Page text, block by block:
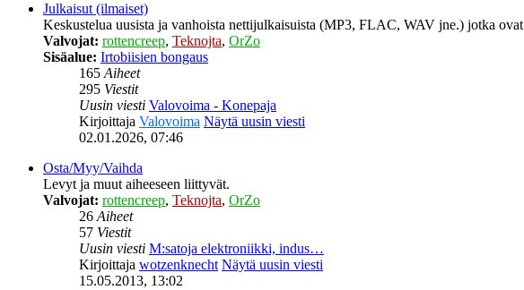
Julkaisut (ilmaiset)
Keskustelua uusista ja vanhoista nettijulkaisuista (MP3, FLAC, WAV jne.) jotka ovat
Valvojat: rottencreep, Teknojta, OrZo
Sisäalue: Irtobiisien bongaus
165Aiheet
295 Viestit
Uusin viesti Valovoima - Konepaja
Kirjoittaja Valovoima Näytä uusin viesti
02.01.2026, 07:46
Osta/Myy/Vaihda
Levyt ja muut aiheeseen liittyvät.
Valvojat: rottencreep, Teknojta, OrZo
26Aiheet
57 Viestit
Uusin viesti M:satoja elektroniikki, indus…
Kirjoittaja wotzenknecht Näytä uusin viesti
15.05.2013, 13:02